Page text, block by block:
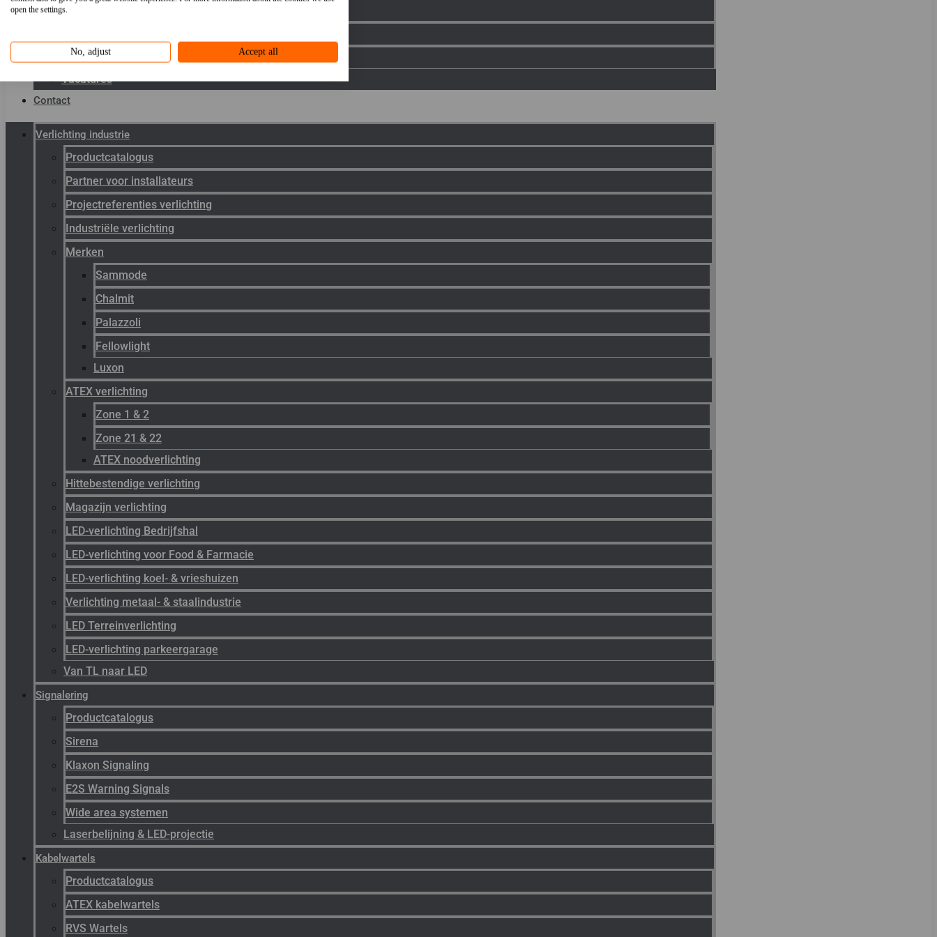
open the settings.
No, adjust Accept all
Toepassingen
Werken bij Gunneman
Vacatures
Contact
Verlichting industrie
Productcatalogus
Partner voor installateurs
Projectreferenties verlichting
Industriële verlichting
Merken
Sammode
Chalmit
Palazzoli
Fellowlight
Luxon
ATEX verlichting
Zone 1 & 2
Zone 21 & 22
ATEX noodverlichting
Hittebestendige verlichting
Magazijn verlichting
LED-verlichting Bedrijfshal
LED-verlichting voor Food & Farmacie
LED-verlichting koel- & vrieshuizen
Verlichting metaal- & staalindustrie
LED Terreinverlichting
LED-verlichting parkeergarage
Van TL naar LED
Signalering
Productcatalogus
Sirena
Klaxon Signaling
E2S Warning Signals
Wide area systemen
Laserbelijning & LED-projectie
Kabelwartels
Productcatalogus
ATEX kabelwartels
RVS Wartels